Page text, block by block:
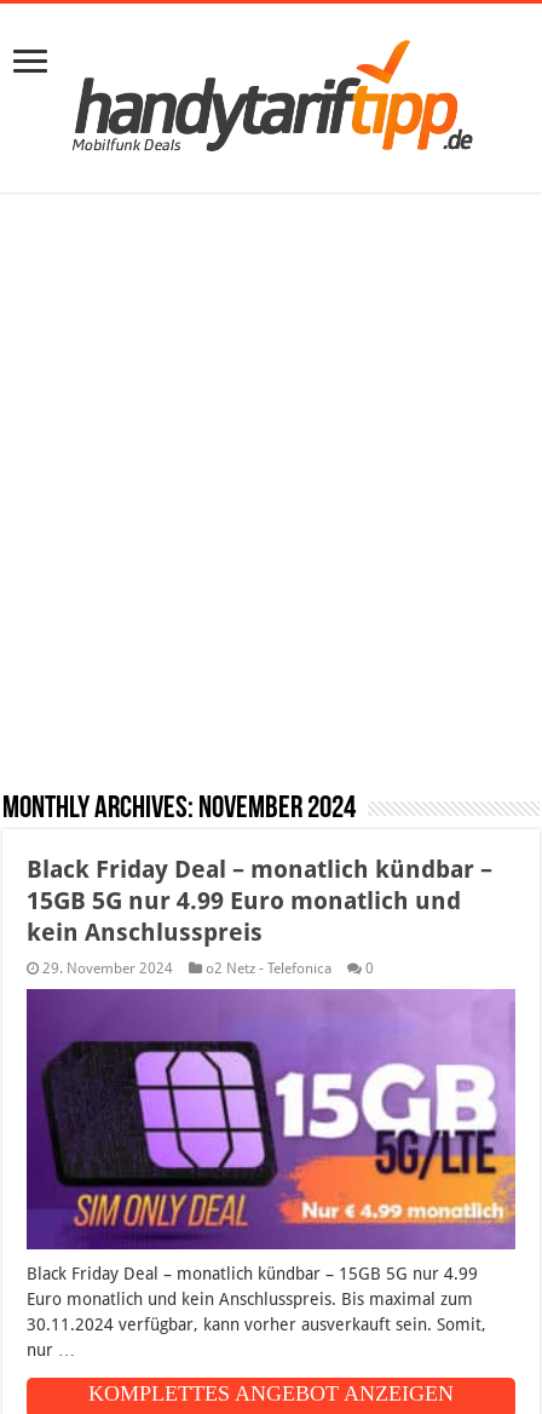
Monthly Archives: November 2024
Black Friday Deal – monatlich kündbar –
15GB 5G nur 4.99 Euro monatlich und
kein Anschlusspreis
29. November 2024 o2 Netz - Telefonica 0
Black Friday Deal – monatlich kündbar – 15GB 5G nur 4.99
Euro monatlich und kein Anschlusspreis. Bis maximal zum
30.11.2024 verfügbar, kann vorher ausverkauft sein. Somit,
nur …
KOMPLETTES ANGEBOT ANZEIGEN